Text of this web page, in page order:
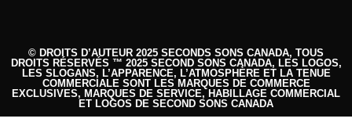
© DROITS D’AUTEUR 2025 SECONDS SONS CANADA, TOUS
DROITS RÉSERVÉS ™ 2025 SECOND SONS CANADA, LES LOGOS,
LES SLOGANS, L’APPARENCE, L’ATMOSPHÈRE ET LA TENUE
COMMERCIALE SONT LES MARQUES DE COMMERCE
EXCLUSIVES, MARQUES DE SERVICE, HABILLAGE COMMERCIAL
ET LOGOS DE SECOND SONS CANADA